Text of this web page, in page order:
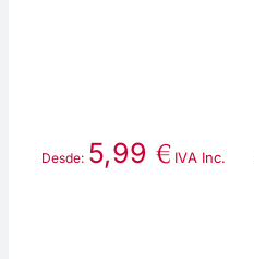
Desde: 5,99 € IVA Inc.